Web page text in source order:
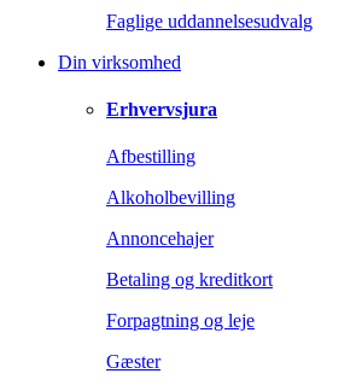
Faglige uddannelsesudvalg
Din virksomhed
Erhvervsjura
Afbestilling
Alkoholbevilling
Annoncehajer
Betaling og kreditkort
Forpagtning og leje
Gæster